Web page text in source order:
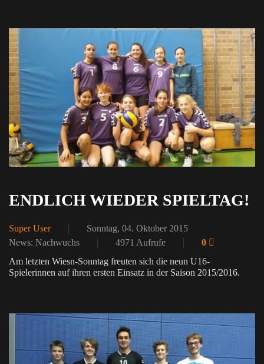
ENDLICH WIEDER SPIELTAG!
Super User
Sonntag, 04. Oktober 2015
News: Nachwuchs
4971 Aufrufe
0
Am letzten Wiesn-Sonntag freuten sich die neun U16-
Spielerinnen auf ihren ersten Einsatz in der Saison 2015/2016.